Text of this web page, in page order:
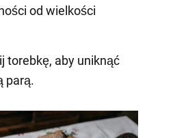
od wielkości
torebkę, aby uniknąć
parą.